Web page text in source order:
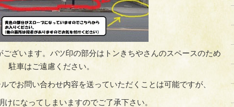
ざいます。バツ印の部分はトンきちやさんのスペースのため
駐車はご遠慮ください。
でお問い合わせ内容を送っていただくことは可能ですが、
けになってしまいますのでご了承下さい。